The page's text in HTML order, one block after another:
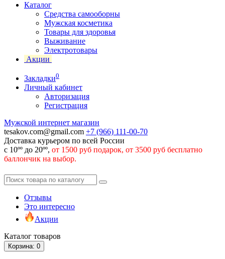
Каталог
Средства самооборны
Мужская косметика
Товары для здоровья
Выживание
Электротовары
Акции
Закладки0
Личный кабинет
Авторизация
Регистрация
Мужской интернет магазин
tesakov.com@gmail.com +7 (966) 111-00-70
Доставка курьером по всей России
с 10ºº до 20ºº, от 1500 руб подарок, от 3500 руб бесплатно
баллончик на выбор.
Отзывы
Это интересно
Акции
Каталог товаров
Корзина: 0